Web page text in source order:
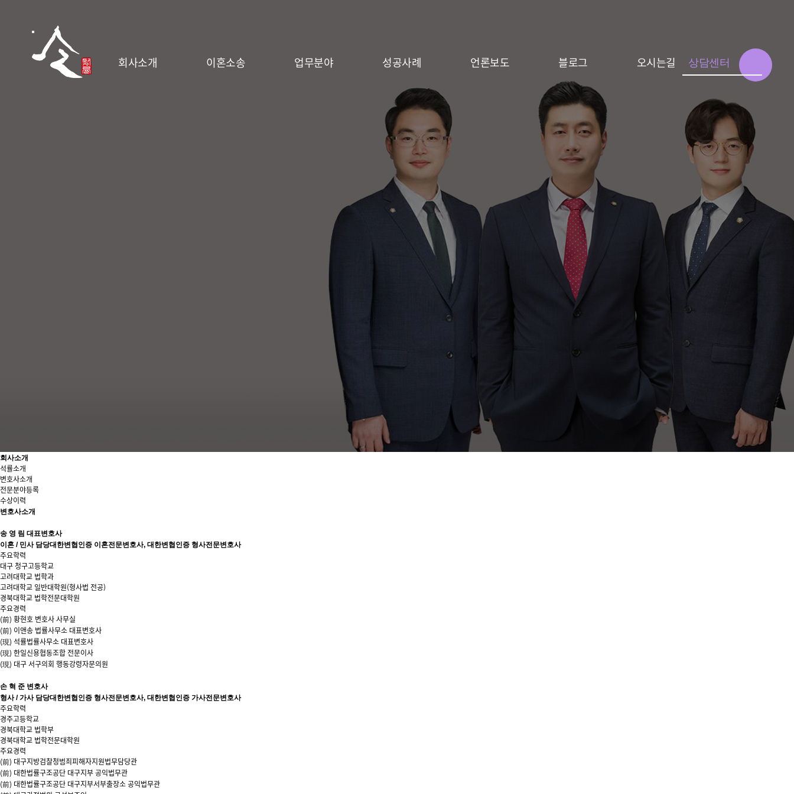
회사소개 이혼소송 업무분야 성공사례 언론보도 블로그 오시는길 상담센터
회사소개
석률소개
변호사소개
전문분야등록
수상이력
변호사소개
송 영 림 대표변호사
이혼 / 민사 담당대한변협인증 이혼전문변호사, 대한변협인증 형사전문변호사
주요학력
대구 청구고등학교
고려대학교 법학과
고려대학교 일반대학원(형사법 전공)
경북대학교 법학전문대학원
주요경력
(前) 황현호 변호사 사무실
(前) 이앤송 법률사무소 대표변호사
(現) 석률법률사무소 대표변호사
(現) 한일신용협동조합 전문이사
(現) 대구 서구의회 행동강령자문의원
손 혁 준 변호사
형사 / 가사 담당대한변협인증 형사전문변호사, 대한변협인증 가사전문변호사
주요학력
경주고등학교
경북대학교 법학부
경북대학교 법학전문대학원
주요경력
(前) 대구지방검찰청범죄피해자지원법무담당관
(前) 대한법률구조공단 대구지부 공익법무관
(前) 대한법률구조공단 대구지부서부출장소 공익법무관